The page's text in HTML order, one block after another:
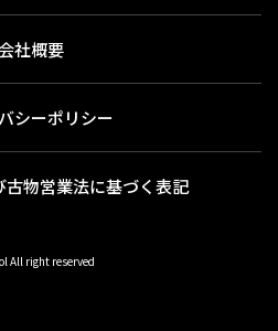
会社概要
シーポリシー
物営業法に基づく表記
All right reserved